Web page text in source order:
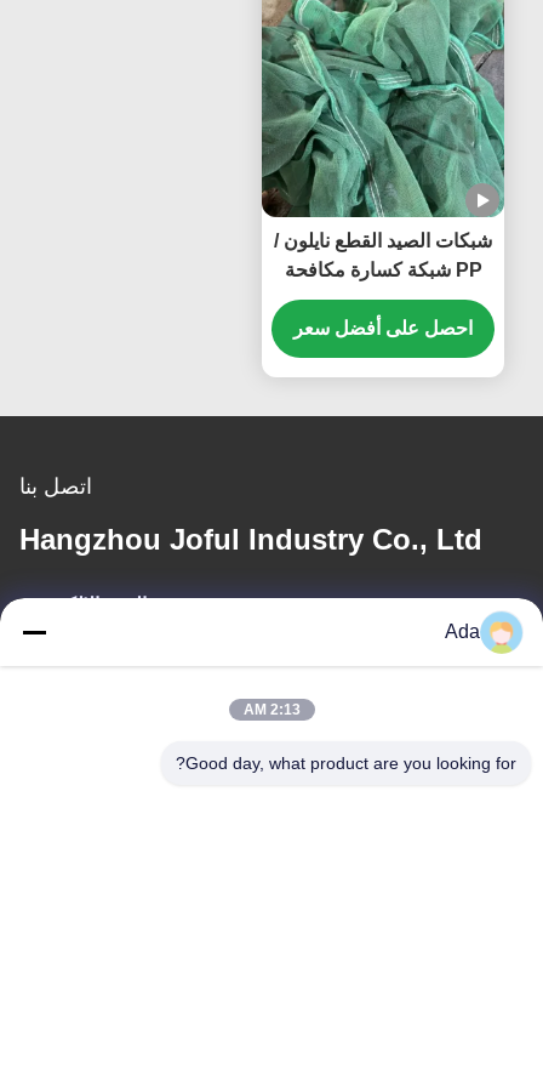
شبكات الصيد القطع نايلون /
PP شبكة كسارة مكافحة
التلف الظل شبكة طحن
مخصصة
احصل على أفضل سعر
اتصل بنا
Hangzhou Joful Industry Co., Ltd
البريد الإلكتروني
Ada
2:13 AM
Good day, what product are you looking for?